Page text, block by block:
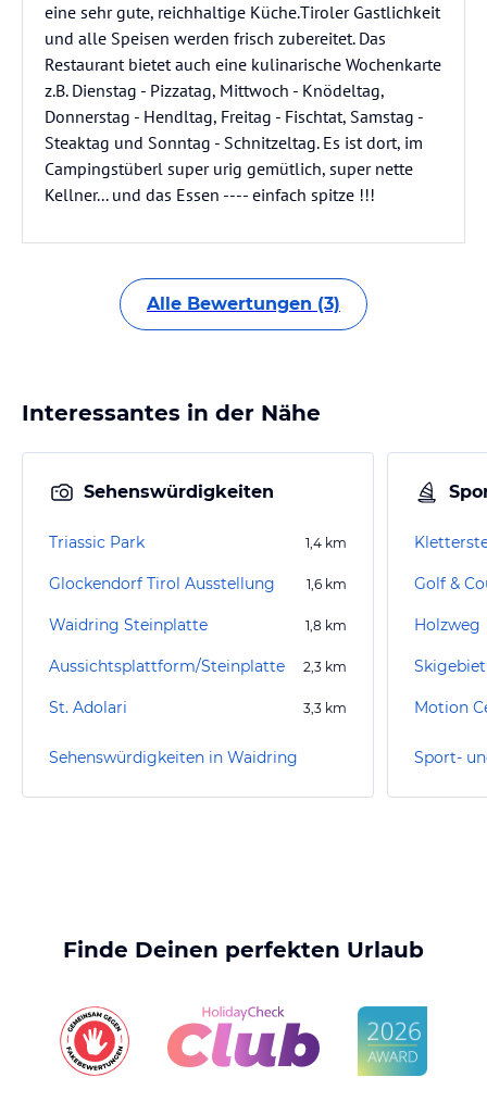
eine sehr gute, reichhaltige Küche.Tiroler Gastlichkeit
und alle Speisen werden frisch zubereitet. Das
Restaurant bietet auch eine kulinarische Wochenkarte
z.B. Dienstag - Pizzatag, Mittwoch - Knödeltag,
Donnerstag - Hendltag, Freitag - Fischtat, Samstag -
Steaktag und Sonntag - Schnitzeltag. Es ist dort, im
Campingstüberl super urig gemütlich, super nette
Kellner... und das Essen ---- einfach spitze !!!
Alle Bewertungen (3)
Interessantes in der Nähe
Sehenswürdigkeiten
Triassic Park 1,4 km
Glockendorf Tirol Ausstellung 1,6 km
Waidring Steinplatte 1,8 km
Aussichtsplattform/Steinplatte 2,3 km
St. Adolari 3,3 km
Sehenswürdigkeiten in Waidring
Golf &
Holzweg
Motion
Finde Deinen perfekten Urlaub